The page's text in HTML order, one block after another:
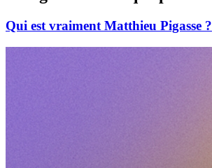
Qui est vraiment Matthieu Pigasse ?